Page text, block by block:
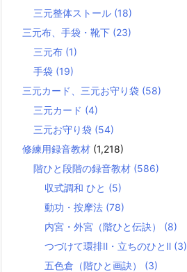
三元整体ストール (18)
三元布、手袋・靴下 (23)
三元布 (1)
手袋 (19)
三元カード、三元お守り袋 (58)
三元カード (4)
三元お守り袋 (54)
修練用録音教材 (1,218)
階ひと段階の録音教材 (586)
収式調和 ひと (5)
動功・按摩法 (78)
内宮・外宮（階ひと伝訣） (8)
つづけて環排Ⅱ・立ちのひとⅡ (3)
五色倉（階ひと画訣） (3)